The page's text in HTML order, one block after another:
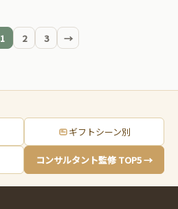
1 2 3 →
ギフトシーン別
コンサルタント監修 TOP5 →